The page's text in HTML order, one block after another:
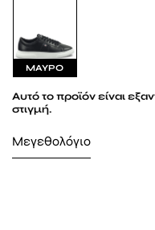
ΜΑΥΡΟ
Αυτό το προϊόν είναι
στιγμή.
Μεγεθολόγιο